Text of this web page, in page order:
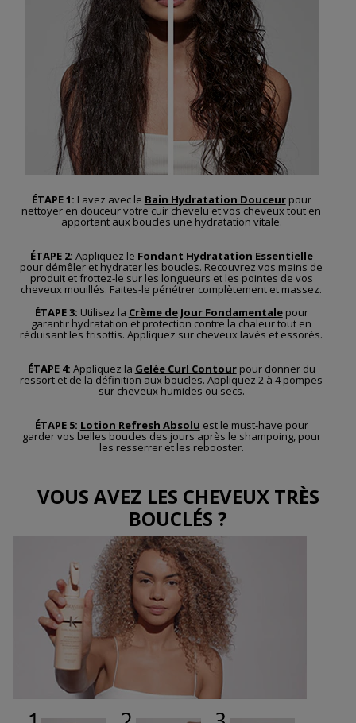
ÉTAPE 1: Lavez avec le Bain Hydratation Douceurpour
nettoyer en douceur votre cuir chevelu et vos cheveux tout en
apportant aux boucles une hydratation vitale.
ÉTAPE 2: Appliquez le Fondant Hydratation Essentielle
pour démêler et hydrater les boucles. Recouvrez vos mains de
produit et frottez-le sur les longueurs et les pointes de vos
cheveux mouillés. Faites-le pénétrer complètement et massez.
ÉTAPE 3: Utilisez la Crème de Jour Fondamentalepour
garantir hydratation et protection contre la chaleur tout en
réduisant les frisottis. Appliquez sur cheveux lavés et essorés.
ÉTAPE 4: Appliquez la Gelée Curl Contourpour donner du
ressort et de la définition aux boucles. Appliquez 2 à 4 pompes
sur cheveux humides ou secs.
ÉTAPE 5: Lotion Refresh Absolu est le must-have pour
garder vos belles boucles des jours après le shampoing, pour
les resserrer et les rebooster.
VOUS AVEZ LES CHEVEUX TRÈS
BOUCLÉS ?